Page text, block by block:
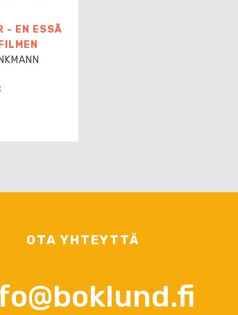
- EN ESSÄ
OTA YHTEYTTÄ